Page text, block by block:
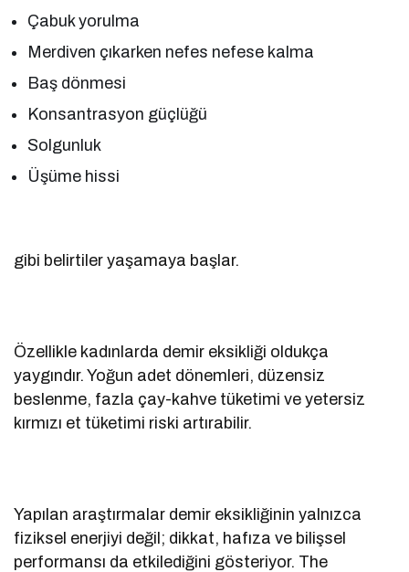
Çabuk yorulma
Merdiven çıkarken nefes nefese kalma
Baş dönmesi
Konsantrasyon güçlüğü
Solgunluk
Üşüme hissi
gibi belirtiler yaşamaya başlar.
Özellikle kadınlarda demir eksikliği oldukça
yaygındır. Yoğun adet dönemleri, düzensiz
beslenme, fazla çay-kahve tüketimi ve yetersiz
kırmızı et tüketimi riski artırabilir.
Yapılan araştırmalar demir eksikliğinin yalnızca
fiziksel enerjiyi değil; dikkat, hafıza ve bilişsel
performansı da etkilediğini gösteriyor. The